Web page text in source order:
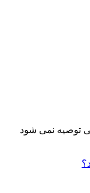
توصیه نمی شود